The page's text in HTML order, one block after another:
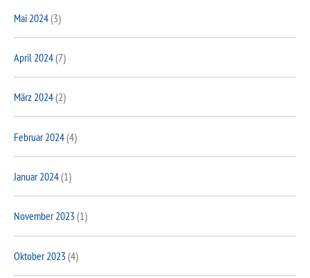
Mai 2024(3)
April 2024(7)
März 2024(2)
Februar 2024(4)
Januar 2024(1)
November 2023(1)
Oktober 2023(4)